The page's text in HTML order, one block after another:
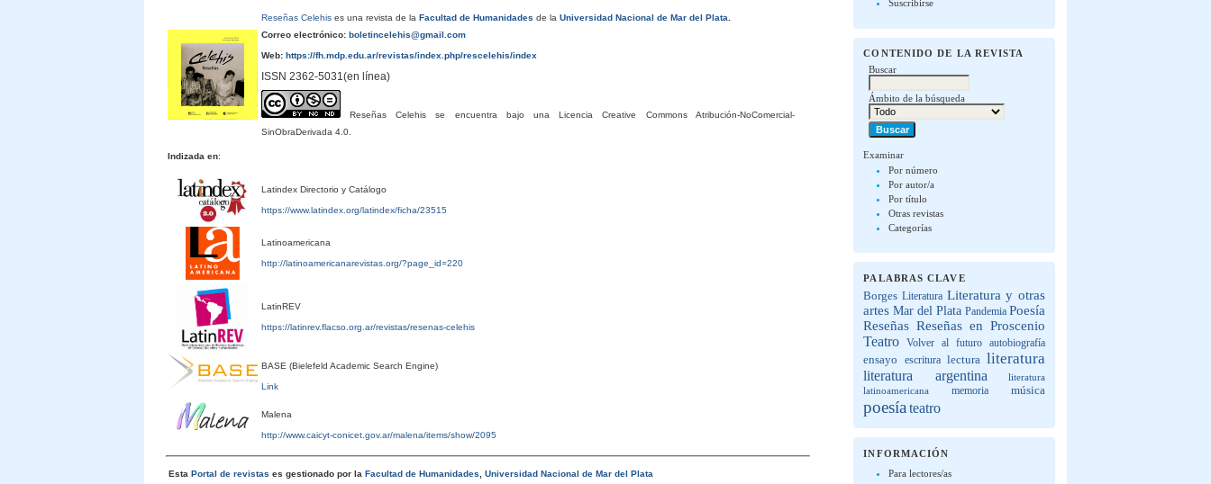
Suscribirse
CONTENIDO DE LA REVISTA
Buscar
Ámbito de la búsqueda
Examinar
Por número
Por autor/a
Por título
Otras revistas
Categorías
PALABRAS CLAVE
Borges Literatura Literatura y otras
artes Mar del Plata Pandemia Poesía
Reseñas Reseñas en Proscenio
Teatro Volver al futuro autobiografía
ensayo escritura lectura literatura
literatura argentina
literatura
latinoamericana
memoria música
poesía teatro
INFORMACIÓN
Para lectores/as
Reseñas Celehises una revista de la Facultad de Humanidades de la Universidad Nacional de Mar del Plata
Correo electrónico:boletincelehis@gmail.com
Web:https://fh.mdp.edu.ar/revistas/index.php/rescelehis/index
ISSN 2362-5031(en línea)
Reseñas Celehis se encuentra bajo una Licencia Creative Commons Atribución-NoComercial-
SinObraDerivada 4.0.
Indizada en:
Latindex Directorio y Catálogo
https://www.latindex.org/latindex/ficha/23515
Latinoamericana
http://latinoamericanarevistas.org/?page_id=220
LatinREV
https://latinrev.flacso.org.ar/revistas/resenas-celehis
BASE (Bielefeld Academic Search Engine)
Link
Malena
http://www.caicyt-conicet.gov.ar/malena/items/show/2095
Esta Portal de revistas es gestionado por la Facultad de Humanidades, Universidad Nacional de Mar del Plata